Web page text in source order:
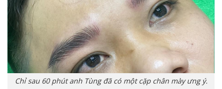
Chỉ sau 60 phút anh Tùng đã có một cặp chân mày ưng ý.